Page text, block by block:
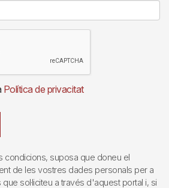
Política de privacitat
condicions, suposa que doneu el
de les vostres dades personals per a
sol·liciteu a través d'aquest portal i, si